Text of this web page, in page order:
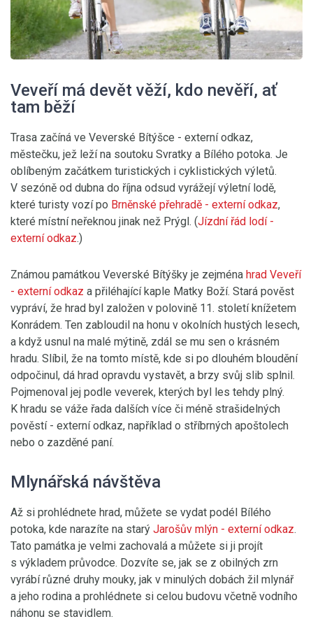
Veveří má devět věží, kdo nevěří, ať
tam běží
Trasa začíná ve Veverské Bítýšce - externí odkaz,
městečku, jež leží na soutoku Svratky a Bílého potoka. Je
oblíbeným začátkem turistických i cyklistických výletů.
V sezóně od dubna do října odsud vyrážejí výletní lodě,
které turisty vozí po Brněnské přehradě - externí odkaz,
které místní neřeknou jinak než Prýgl. (Jízdní řád lodí-
externí odkaz.)
Známou památkou Veverské Bítýšky je zejména hrad Veveří
- externí odkaz a přiléhající kaple Matky Boží. Stará pověst
vypráví, že hrad byl založen v polovině 11. století knížetem
Konrádem. Ten zabloudil na honu v okolních hustých lesech,
a když usnul na malé mýtině, zdál se mu sen o krásném
hradu. Slíbil, že na tomto místě, kde si po dlouhém bloudění
odpočinul, dá hrad opravdu vystavět, a brzy svůj slib splnil.
Pojmenoval jej podle veverek, kterých byl les tehdy plný.
K hradu se váže řada dalších více či méně strašidelných
pověstí- externí odkaz, například o stříbrných apoštolech
nebo o zazděné paní.
Mlynářská návštěva
Až si prohlédnete hrad, můžete se vydat podél Bílého
potoka, kde narazíte na starý Jarošův mlýn - externí odkaz.
Tato památka je velmi zachovalá a můžete si ji projít
s výkladem průvodce. Dozvíte se, jak se z obilných zrn
vyrábí různé druhy mouky, jak v minulých dobách žil mlynář
a jeho rodina a prohlédnete si celou budovu včetně vodního
náhonu se stavidlem.